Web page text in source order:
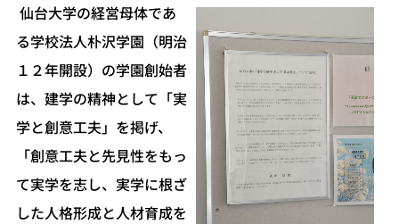
仙台大学の経営母体であ
る学校法人朴沢学園（明治
１２年開設）の学園創始者
は、建学の精神として「実
学と創意工夫」を掲げ、
「創意工夫と先見性をもっ
て実学を志し、実学に根ざ
した人格形成と人材育成を